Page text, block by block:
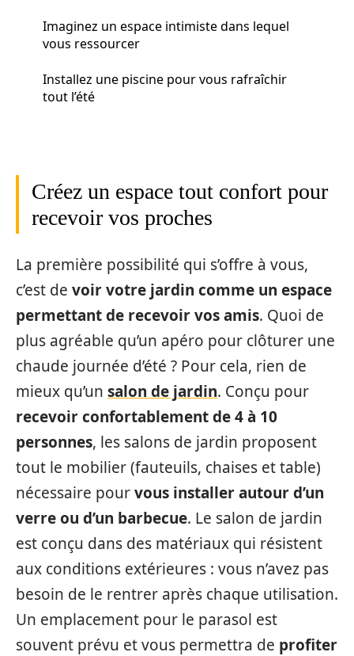
Imaginez un espace intimiste dans lequel
vous ressourcer
Installez une piscine pour vous rafraîchir
tout l’été
Créez un espace tout confort pour
recevoir vos proches
La première possibilité qui s’offre à vous,
c’est de voir votre jardin comme un espace
permettant de recevoir vos amis. Quoi de
plus agréable qu’un apéro pour clôturer une
chaude journée d’été ? Pour cela, rien de
mieux qu’un salon de jardin. Conçu pour
recevoir confortablement de 4 à 10
personnes, les salons de jardin proposent
tout le mobilier (fauteuils, chaises et table)
nécessaire pourvous installer autour d’un
verre ou d’un barbecue. Le salon de jardin
est conçu dans des matériaux qui résistent
aux conditions extérieures : vous n’avez pas
besoin de le rentrer après chaque utilisation.
Un emplacement pour le parasol est
souvent prévu et vous permettra de profiter